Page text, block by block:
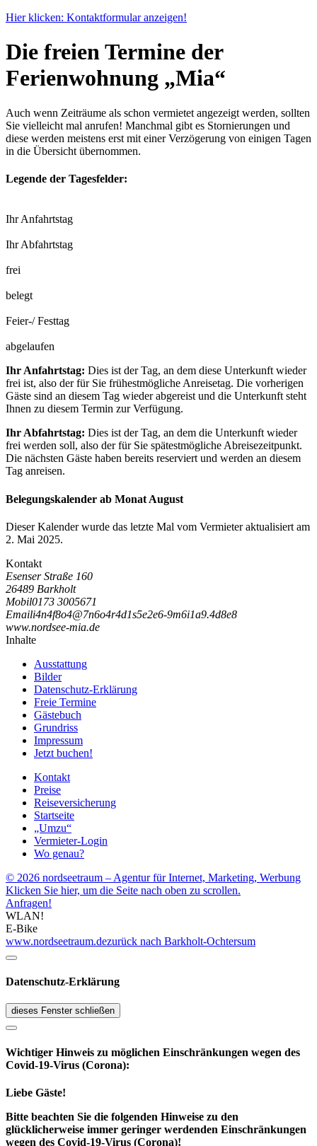
Hier klicken: Kontaktformular anzeigen!
Die freien Termine der
Ferienwohnung „Mia“
Auch wenn Zeiträume als schon vermietet angezeigt werden, sollten
Sie vielleicht mal anrufen! Manchmal gibt es Stornierungen und
diese werden meistens erst mit einer Verzögerung von einigen Tagen
in die Übersicht übernommen.
Legende der Tagesfelder:
Ihr Anfahrtstag
Ihr Abfahrtstag
frei
belegt
Feier-/ Festtag
abgelaufen
Ihr Anfahrtstag: Dies ist der Tag, an dem diese Unterkunft wieder
frei ist, also der für Sie frühestmögliche Anreisetag. Die vorherigen
Gäste sind an diesem Tag wieder abgereist und die Unterkunft steht
Ihnen zu diesem Termin zur Verfügung.
Ihr Abfahrtstag: Dies ist der Tag, an dem die Unterkunft wieder
frei werden soll, also der für Sie spätestmögliche Abreisezeitpunkt.
Die nächsten Gäste haben bereits reserviert und werden an diesem
Tag anreisen.
Belegungskalender ab Monat August
Dieser Kalender wurde das letzte Mal vom Vermieter aktualisiert am
2. Mai 2025.
Kontakt
Esenser Straße 160
26489 Barkholt
Mobil0173 3005671
Emaili4n4f8o4@7n6o4r4d1s5e2e6-9m6i1a9.4d8e8
www.nordsee-mia.de
Inhalte
Ausstattung
Bilder
Datenschutz-Erklärung
Freie Termine
Gästebuch
Grundriss
Impressum
Jetzt buchen!
Kontakt
Preise
Reiseversicherung
Startseite
„Umzu“
Vermieter-Login
Wo genau?
© 2026 nordseetraum – Agentur für Internet, Marketing, Werbung
Klicken Sie hier, um die Seite nach oben zu scrollen.
Anfragen!
WLAN!
E-Bike
www.nordseetraum.dezurück nach Barkholt-Ochtersum
Datenschutz-Erklärung
dieses Fenster schließen
Wichtiger Hinweis zu möglichen Ein­schränk­ungen wegen des
Covid-19-Virus (Corona):
Liebe Gäste!
Bitte beachten Sie die folgenden Hinweise zu den
glücklicherweise immer geringer werdenden Einschränkungen
wegen des Covid-19-Virus (Corona)!